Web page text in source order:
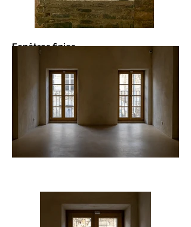
Fenêtres finies